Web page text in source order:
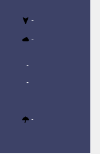
-
-
-
-
-